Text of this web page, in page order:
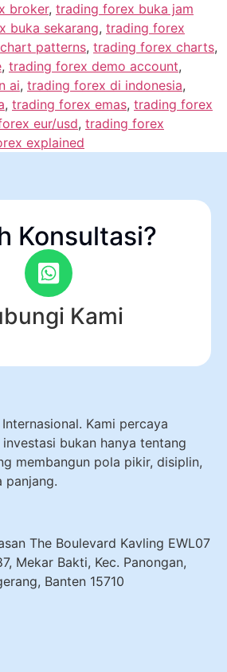
broker, trading forex buka jam
buka sekarang, trading forex
patterns, trading forex charts,
, trading forex demo account,
ai, trading forex di indonesia,
, trading forex emas, trading forex
eur/usd, trading forex
explained
Konsultasi?
Kami
Kami percaya
bukan hanya tentang
membangun pola pikir, disiplin,
panjang.
The Boulevard Kavling EWL07
Mekar Bakti, Kec. Panongan,
Banten 15710